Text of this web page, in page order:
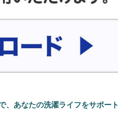
、あなたの洗濯ライフをサポート